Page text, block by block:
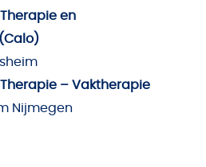
en
– Vaktherapie
Nijmegen